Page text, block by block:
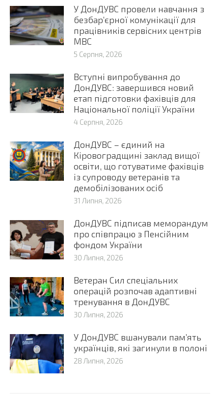
У ДонДУВС провели навчання з
безбар’єрної комунікації для
працівників сервісних центрів
МВС
5 Серпня, 2026
Вступні випробування до
ДонДУВС: завершився новий
етап підготовки фахівців для
Національної поліції України
4 Серпня, 2026
ДонДУВС – єдиний на
Кіровоградщині заклад вищої
освіти, що готуватиме фахівців
із супроводу ветеранів та
демобілізованих осіб
31 Липня, 2026
ДонДУВС підписав меморандум
про співпрацю з Пенсійним
фондом України
30 Липня, 2026
Ветеран Сил спеціальних
операцій розпочав адаптивні
тренування в ДонДУВС
30 Липня, 2026
У ДонДУВС вшанували пам’ять
українців, які загинули в полоні
28 Липня, 2026